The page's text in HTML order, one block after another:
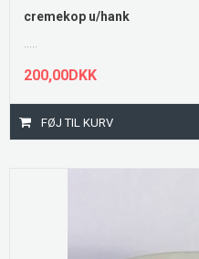
cremekop u/hank
.....
200,00DKK